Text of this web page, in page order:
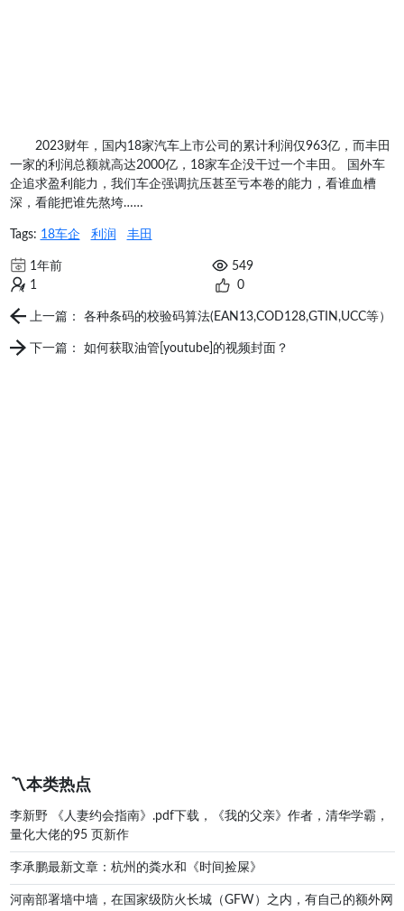
2023财年，国内18家汽车上市公司的累计利润仅963亿，而丰田
一家的利润总额就高达2000亿，18家车企没干过一个丰田。 国外车
企追求盈利能力，我们车企强调抗压甚至亏本卷的能力，看谁血槽
深，看能把谁先熬垮……
Tags: 18车企 利润 丰田
1年前
549
1
0
上一篇： 各种条码的校验码算法(EAN13,COD128,GTIN,UCC等）
下一篇： 如何获取油管[youtube]的视频封面？
〽️本类热点
李新野 《人妻约会指南》.pdf下载，《我的父亲》作者，清华学霸，
量化大佬的95 页新作
李承鹏最新文章：杭州的粪水和《时间捡屎》
河南部署墙中墙，在国家级防火长城（GFW）之内，有自己的额外网